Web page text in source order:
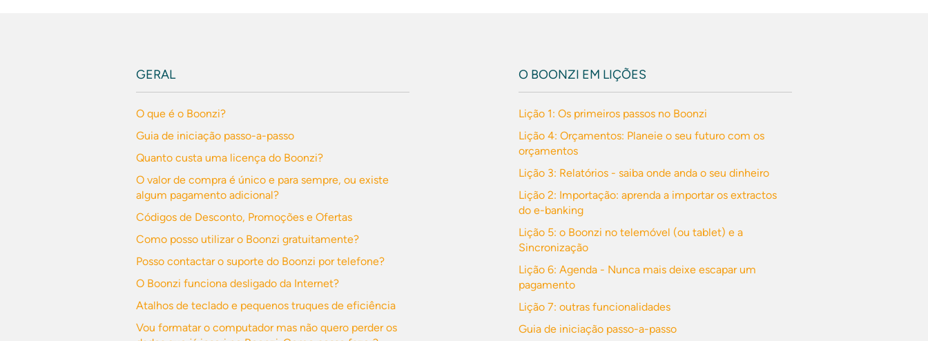
GERAL
O que é o Boonzi?
Guia de iniciação passo-a-passo
Quanto custa uma licença do Boonzi?
O valor de compra é único e para sempre, ou existe
algum pagamento adicional?
Códigos de Desconto, Promoções e Ofertas
Como posso utilizar o Boonzi gratuitamente?
Posso contactar o suporte do Boonzi por telefone?
O Boonzi funciona desligado da Internet?
Atalhos de teclado e pequenos truques de eficiência
Vou formatar o computador mas não quero perder os
O BOONZI EM LIÇÕES
Lição 1: Os primeiros passos no Boonzi
Lição 4: Orçamentos: Planeie o seu futuro com os
orçamentos
Lição 3: Relatórios - saiba onde anda o seu dinheiro
Lição 2: Importação: aprenda a importar os extractos
do e-banking
Lição 5: o Boonzi no telemóvel (ou tablet) e a
Sincronização
Lição 6: Agenda - Nunca mais deixe escapar um
pagamento
Lição 7: outras funcionalidades
Guia de iniciação passo-a-passo